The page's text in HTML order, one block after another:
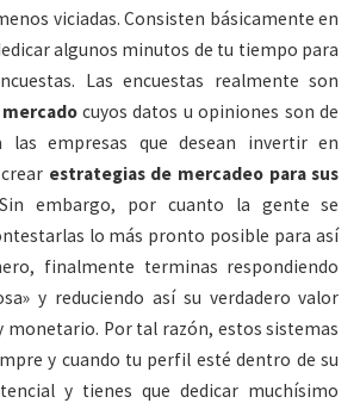
viciadas. Consisten básicamente en
algunos minutos de tu tiempo para
Las encuestas realmente son
cuyos datos u opiniones son de
las empresas que desean invertir en
estrategias de mercadeo para sus
embargo, por cuanto la gente se
lo más pronto posible para así
finalmente terminas respondiendo
y reduciendo así su verdadero valor
monetario. Por tal razón, estos sistemas
y cuando tu perfil esté dentro de su
y tienes que dedicar muchísimo